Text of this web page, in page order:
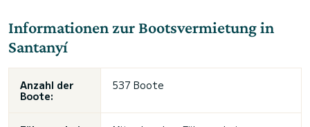
Informationen zur Bootsvermietung in
Santanyí
Anzahl der
Boote:
537 Boote